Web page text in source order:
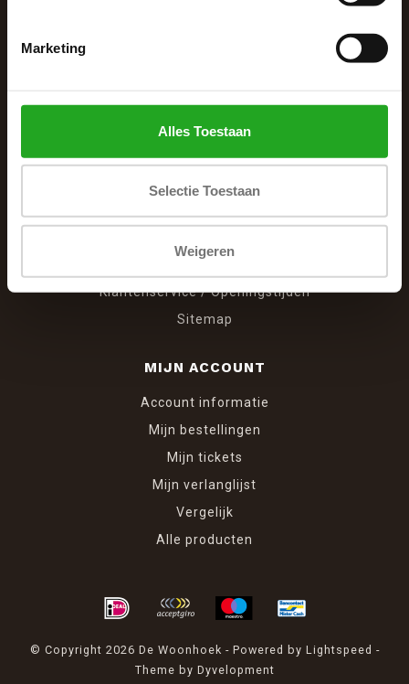
Marketing
Alles Toestaan
Selectie Toestaan
Weigeren
Over ons
Algemene voorwaarden
Klantenservice / Openingstijden
Sitemap
MIJN ACCOUNT
Account informatie
Mijn bestellingen
Mijn tickets
Mijn verlanglijst
Vergelijk
Alle producten
© Copyright 2026 De Woonhoek - Powered by Lightspeed -
Theme by Dyvelopment